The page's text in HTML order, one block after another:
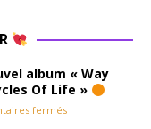
album « Way
Of Life »
fermés